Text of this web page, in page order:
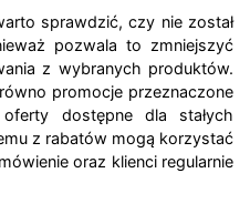
sprawdzić, czy nie został
pozwala to zmniejszyć
z wybranych produktów.
promocje przeznaczone
dostępne dla stałych
z rabatów mogą korzystać
oraz klienci regularnie